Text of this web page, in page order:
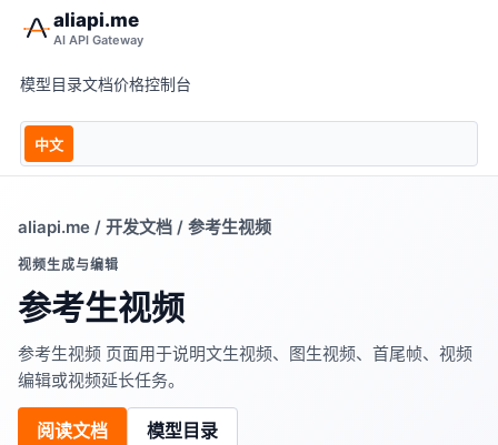
aliapi.me
AI API Gateway
模型目录文档价格控制台
中文
aliapi.me / 开发文档 / 参考生视频
视频生成与编辑
参考生视频
参考生视频 页面用于说明文生视频、图生视频、首尾帧、视频
编辑或视频延长任务。
阅读文档 模型目录